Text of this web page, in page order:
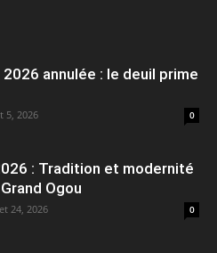
annulée : le deuil prime
5, 2026 0
: Tradition et modernité
Ogou
24, 2026 0